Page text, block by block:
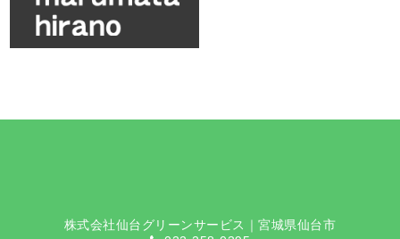
株式会社仙台グリーンサービス｜宮城県仙台市